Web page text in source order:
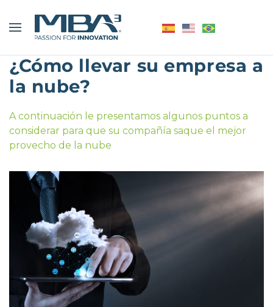
¿Cómo llevar su empresa a
la nube?
A continuación le presentamos algunos puntos a
considerar para que su compañía saque el mejor
provecho de la nube